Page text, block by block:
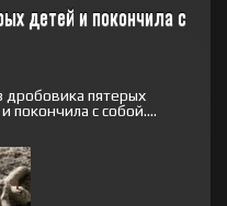
детей и покончила с
дробовика пятерых
покончила с собой....